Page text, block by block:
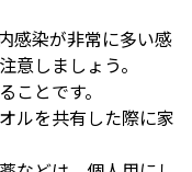
感染が非常に多い感
意しましょう。
ことです。
ルを共有した際に家